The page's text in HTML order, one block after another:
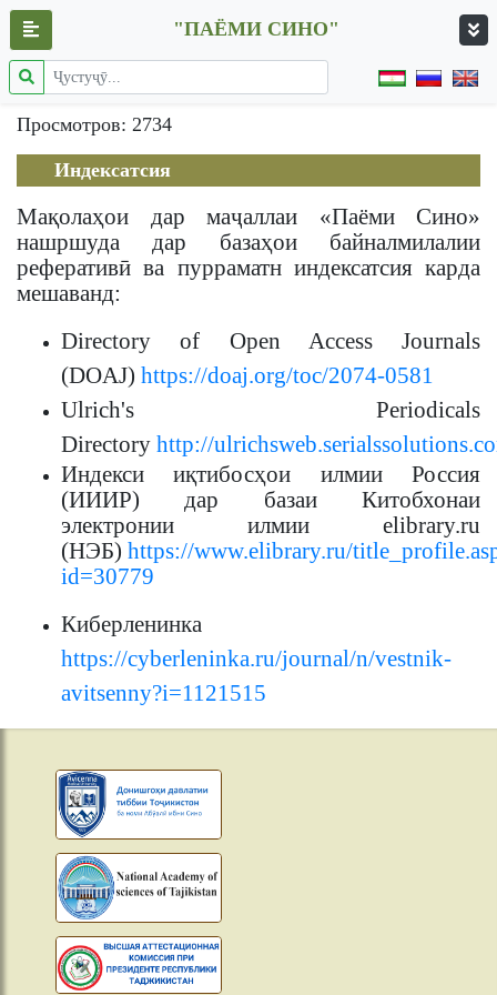
"ПАЁМИ СИНО"
Просмотров: 2734
Индексатсия
Мақолаҳои дар маҷаллаи «Паёми Сино»
нашршуда дар базаҳои байналмилалии
реферативӣ ва пурраматн индексатсия карда
мешаванд:
Directory of Open Access Journals
(DOAJ) https://doaj.org/toc/2074-0581
Ulrich's Periodicals
Directory http://
Индекси иқтибосҳои илмии Россия
(ИИИР) дар базаи Китобхонаи
электронии илмии elibrary.ru
(НЭБ) https://www.elibrary.ru/
id=30779
Киберленинка
https://cyberleninka.ru/journal/n/vestnik-
avitsenny?i=1121515